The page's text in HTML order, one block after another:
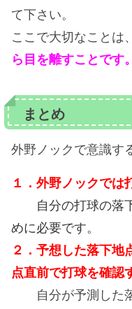
て下さい。
ここで大切なことは、
ら目を離すことです。
まとめ
外野ノックで意識す
１．外野ノックでは
自分の打球の落下
めに必要です。
２．予想した落下地
点直前で打球を確認
自分が予測した落